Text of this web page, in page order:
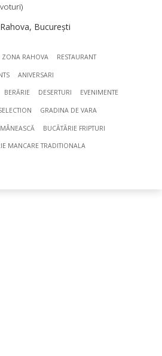
București
ZONA RAHOVA RESTAURANT
ANIVERSARI
BERĂRIE DESERTURI EVENIMENTE
GRADINA DE VARA
BUCÃTÃRIE FRIPTURI
MANCARE TRADITIONALA